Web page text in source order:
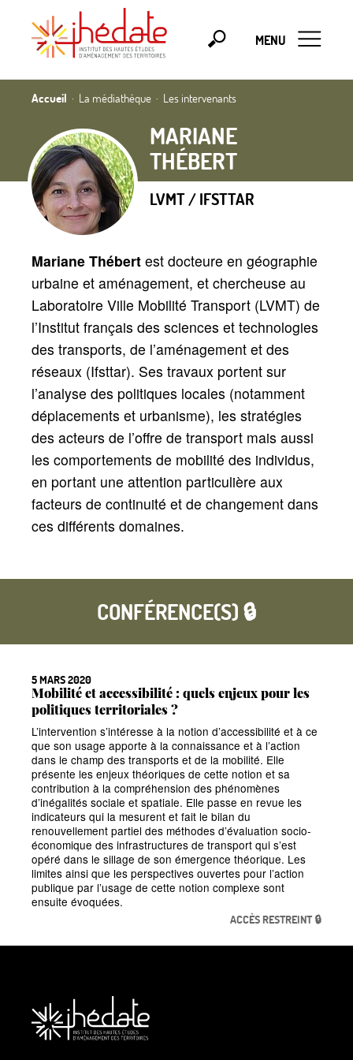
MENU
Accueil La médiathèque Les intervenants
MARIANE
THÉBERT
LVMT / IFSTTAR
Mariane Thébert est docteure en géographie
urbaine et aménagement, et chercheuse au
Laboratoire Ville Mobilité Transport (LVMT) de
l’Institut français des sciences et technologies
des transports, de l’aménagement et des
réseaux (Ifsttar). Ses travaux portent sur
l’analyse des politiques locales (notamment
déplacements et urbanisme), les stratégies
des acteurs de l’offre de transport mais aussi
les comportements de mobilité des individus,
en portant une attention particulière aux
facteurs de continuité et de changement dans
ces différents domaines.
CONFÉRENCE(S) 🔒
5 MARS 2020
Mobilité et accessibilité : quels enjeux pour les
politiques territoriales?
L’intervention s’intéresse à la notion d’accessibilité et à ce
que son usage apporte à la connaissance et à l’action
dans le champ des transports et de la mobilité. Elle
présente les enjeux théoriques de cette notion et sa
contribution à la compréhension des phénomènes
d’inégalités sociale et spatiale. Elle passe en revue les
indicateurs qui la mesurent et fait le bilan du
renouvellement partiel des méthodes d’évaluation socio-
économique des infrastructures de transport qui s’est
opéré dans le sillage de son émergence théorique. Les
limites ainsi que les perspectives ouvertes pour l’action
publique par l’usage de cette notion complexe sont
ensuite évoquées.
ACCÈS RESTREINT 🔒